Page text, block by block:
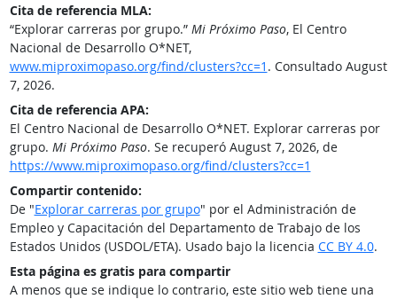
Cita de referencia MLA:
“Explorar carreras por grupo.” Mi Próximo Paso, El Centro
Nacional de Desarrollo O*NET,
www.miproximopaso.org/find/clusters?cc=1 . Consultado August
7, 2026.
Cita de referencia APA:
El Centro Nacional de Desarrollo O*NET. Explorar carreras por
grupo. Mi Próximo Paso. Se recuperó August 7, 2026, de
https://www.miproximopaso.org/find/clusters?cc=1
Compartir contenido:
De "Explorar carreras por grupo" por el Administración de
Empleo y Capacitación del Departamento de Trabajo de los
Estados Unidos (USDOL/ETA). Usado bajo la licencia CC BY 4.0.
Esta página es gratis para compartir
A menos que se indique lo contrario, este sitio web tiene una